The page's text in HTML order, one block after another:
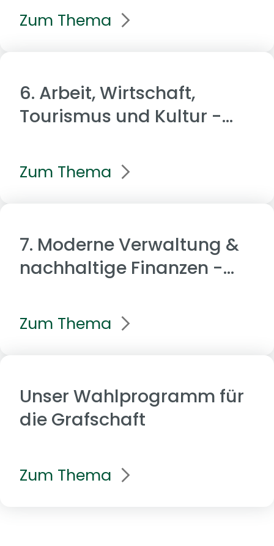
Zum Thema
6. Arbeit, Wirtschaft,
Tourismus und Kultur -
nutzen
Zum Thema
7. Moderne Verwaltung &
nachhaltige Finanzen -
transparent,
zukunftssicher
Zum Thema
Unser Wahlprogramm für
die Grafschaft
Zum Thema